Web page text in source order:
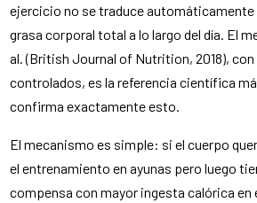
ejercicio no se traduce automáticamente
grasa corporal total a lo largo del día. El
al. (British Journal of Nutrition, 2018),
controlados, es la referencia científica
confirma exactamente esto.
El mecanismo es simple: si el cuerpo
el entrenamiento en ayunas pero luego
compensa con mayor ingesta calórica en